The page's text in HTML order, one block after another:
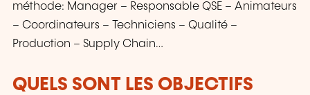
méthode: Manager – Responsable QSE – Animateurs
– Coordinateurs – Techniciens – Qualité –
Production – Supply Chain…
QUELS SONT LES OBJECTIFS